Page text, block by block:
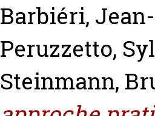
Barbiéri,
Peruzzetto,
Steinmann,